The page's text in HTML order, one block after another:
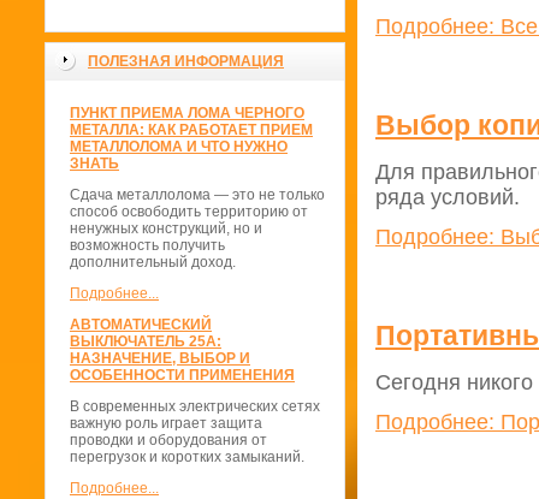
ПОЛЕЗНАЯ ИНФОРМАЦИЯ
ПУНКТ ПРИЕМА ЛОМА ЧЕРНОГО
МЕТАЛЛА: КАК РАБОТАЕТ ПРИЕМ
МЕТАЛЛОЛОМА И ЧТО НУЖНО
ЗНАТЬ
Сдача металлолома — это не только
способ освободить территорию от
ненужных конструкций, но и
возможность получить
дополнительный доход.
Подробнее...
АВТОМАТИЧЕСКИЙ
ВЫКЛЮЧАТЕЛЬ 25А:
НАЗНАЧЕНИЕ, ВЫБОР И
ОСОБЕННОСТИ ПРИМЕНЕНИЯ
В современных электрических сетях
важную роль играет защита
проводки и оборудования от
перегрузок и коротких замыканий.
Подробнее...
Подробнее:
Выбор
Для
ряда условий.
Подробнее:
Сегодня
Подробнее: